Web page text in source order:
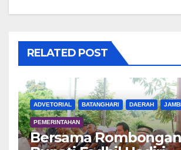
RELATED POST
ADVETORIAL BATANGHARI DAERAH
PEMERINTAHAN
Bersama